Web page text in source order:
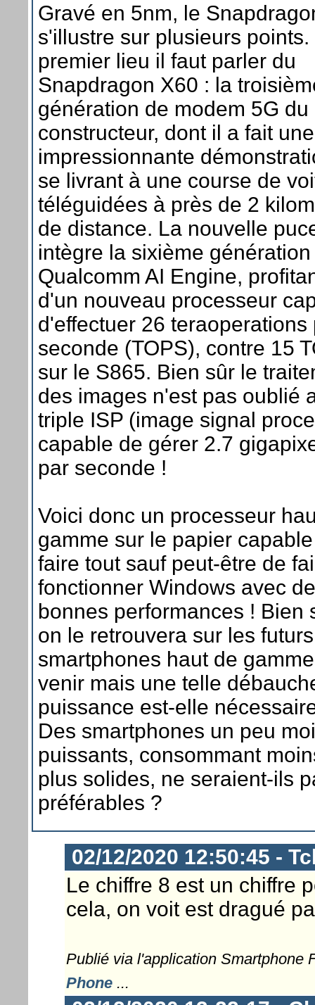
Gravé en 5nm, le
s'illustre sur plusieurs points.
premier lieu il faut parler du
Snapdragon X60 : la
génération de modem 5G du
constructeur, dont il a fait une
impressionnante
se livrant à une course de
téléguidées à près de 2
de distance. La nouvelle
intègre la sixième
Qualcomm AI Engine,
d'un nouveau processeur
d'effectuer 26 teraoperations
seconde (TOPS), contre 15
sur le S865. Bien sûr le
des images n'est pas oublié
triple ISP (image signal
capable de gérer 2.7
par seconde !
Voici donc un processeur
gamme sur le papier
faire tout sauf peut-être de
fonctionner Windows avec de
bonnes performances ! Bien
on le retrouvera sur les futurs
smartphones haut de
venir mais une telle
puissance est-elle
Des smartphones un peu
puissants, consommant
plus solides, ne seraient-ils
préférables ?
02/12/2020 12:50:45 -
Le chiffre 8 est un chiffre
cela, on voit est dragué
Publié via l'application Smartphone
Phone...